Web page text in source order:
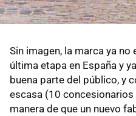
Sin imagen, la marca ya
última etapa en España y
buena parte del público, y
escasa (10 concesionarios
manera de que un nuevo